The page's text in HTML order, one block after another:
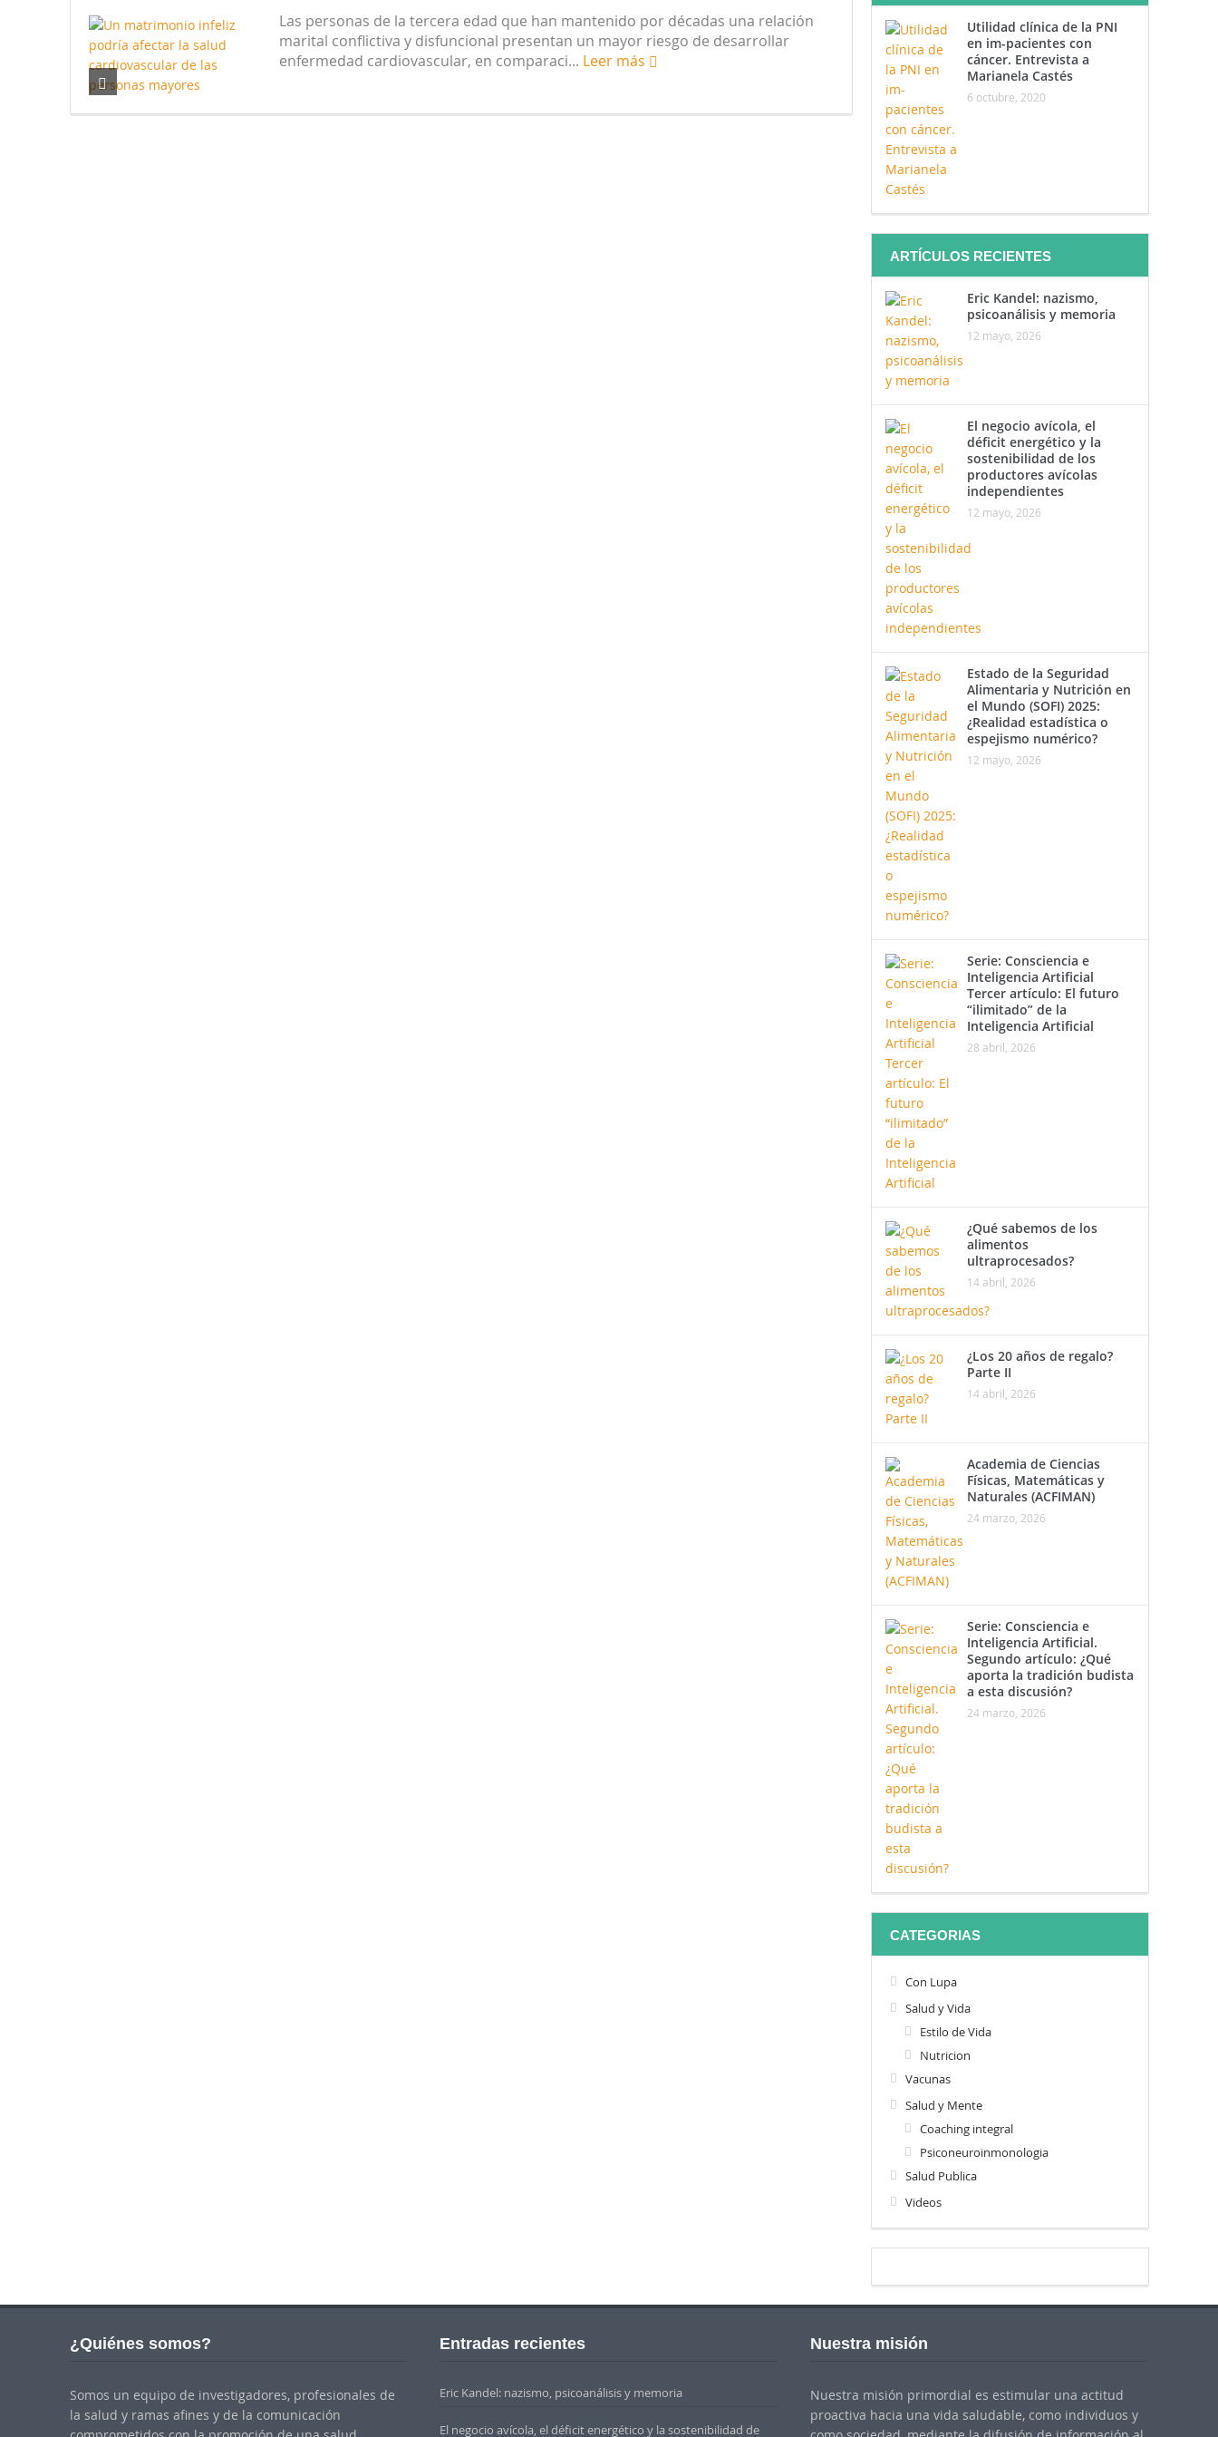
Nuevas noticias sobre las dietas vegetarianas y el riesgo de cáncer
Las personas de la tercera edad que han mantenido por décadas una relación
marital conflictiva y disfuncional presentan un mayor riesgo de desarrollar
enfermedad cardiovascular, en comparaci... Leer más
Utilidad clínica de la PNI
en im-pacientes con
cáncer. Entrevista a
Marianela Castés
6 octubre, 2020
ARTÍCULOS RECIENTES
Eric Kandel: nazismo,
psicoanálisis y memoria
12 mayo, 2026
El negocio avícola, el
déficit energético y la
sostenibilidad de los
productores avícolas
independientes
12 mayo, 2026
Estado de la Seguridad
Alimentaria y Nutrición en
el Mundo (SOFI) 2025:
¿Realidad estadística o
espejismo numérico?
12 mayo, 2026
Serie: Consciencia e
Inteligencia Artificial
Tercer artículo: El futuro
“ilimitado” de la
Inteligencia Artificial
28 abril, 2026
¿Qué sabemos de los
alimentos
ultraprocesados?
14 abril, 2026
¿Los 20 años de regalo?
Parte II
14 abril, 2026
Academia de Ciencias
Físicas, Matemáticas y
Naturales (ACFIMAN)
24 marzo, 2026
Serie: Consciencia e
Inteligencia Artificial.
Segundo artículo: ¿Qué
aporta la tradición budista
a esta discusión?
24 marzo, 2026
CATEGORIAS
Con Lupa
Salud y Vida
Estilo de Vida
Nutricion
Vacunas
Salud y Mente
Coaching integral
Psiconeuroinmonologia
Salud Publica
Videos
¿Quiénes somos?
Somos un equipo de investigadores, profesionales de
la salud y ramas afines y de la comunicación
Entradas recientes
Eric Kandel: nazismo, psicoanálisis y memoria
El negocio avícola, el déficit energético y la sostenibilidad de
Nuestra misión
Nuestra misión primordial es estimular una actitud
proactiva hacia una vida saludable, como individuos y